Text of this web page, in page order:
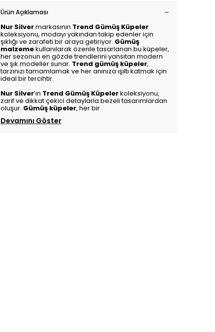
Ürün Açıklaması
Nur Silvermarkasının Trend Gümüş Küpeler
koleksiyonu, modayı yakından takip edenler için
şıklığı ve zarafeti bir araya getiriyor. Gümüş
malzemekullanılarak özenle tasarlanan bu küpeler,
her sezonun en gözde trendlerini yansıtan modern
ve şık modeller sunar. Trend gümüş küpeler,
tarzınızı tamamlamak ve her anınıza ışıltı katmak için
ideal bir tercihtir.
Nur Silver’ın Trend Gümüş Küpelerkoleksiyonu,
zarif ve dikkat çekici detaylarla bezeli tasarımlardan
oluşur. Gümüş küpeler, her bir
Devamını Göster